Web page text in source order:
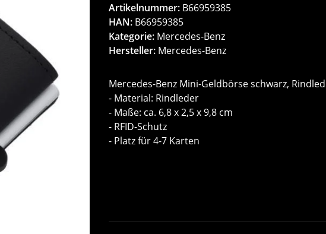
Artikelnummer: B66959385
HAN: B66959385
Kategorie: Mercedes-Benz
Hersteller: Mercedes-Benz
Mercedes-Benz Mini-Geldbörse schwarz,
- Material: Rindleder
- Maße: ca. 6,8 x 2,5 x 9,8 cm
- RFID-Schutz
- Platz für 4-7 Karten